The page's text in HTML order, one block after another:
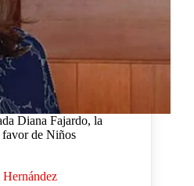
Diana Fajardo, la
de Niños